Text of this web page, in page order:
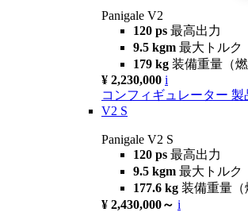
Panigale V2
120 ps 最高出力
9.5 kgm 最大トルク
179 kg 装備重量（燃
¥ 2,230,000 i
コンフィギュレーター 製
V2 S
Panigale V2 S
120 ps 最高出力
9.5 kgm 最大トルク
177.6 kg 装備重量（
¥ 2,430,000～ i